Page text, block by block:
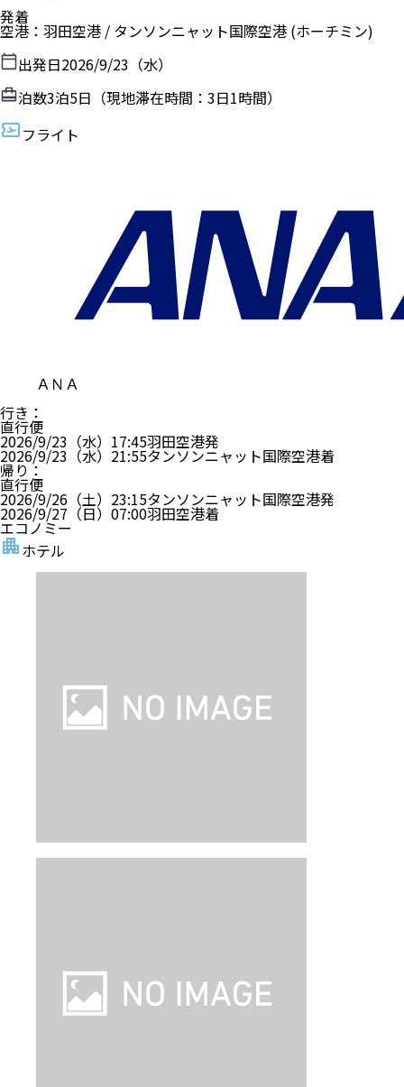
発着
空港 ： 羽田空港 / タンソンニャット国際空港 (ホーチミン)
出発日2026/9/23（水）
泊数3泊5日（現地滞在時間： 3日1時間）
フライト
ＡＮＡ
行き ：
直行便
2026/9/23（水） 17:45羽田空港発
2026/9/23（水） 21:55タンソンニャット国際空港着
帰り ：
直行便
2026/9/26（土） 23:15タンソンニャット国際空港発
2026/9/27（日） 07:00羽田空港着
エコノミー
ホテル